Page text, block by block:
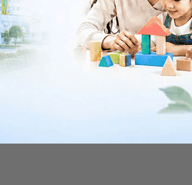
quả sinh thiết phù hợp, bác sĩ sẽ
nhiễm vi khuẩn và có thể điều trị
cũng yên tâm vì bác sĩ cũng sẽ tư
hay làm lại sinh thiết nếu cần.
ơn bạn đã tin tưởng và gửi câu